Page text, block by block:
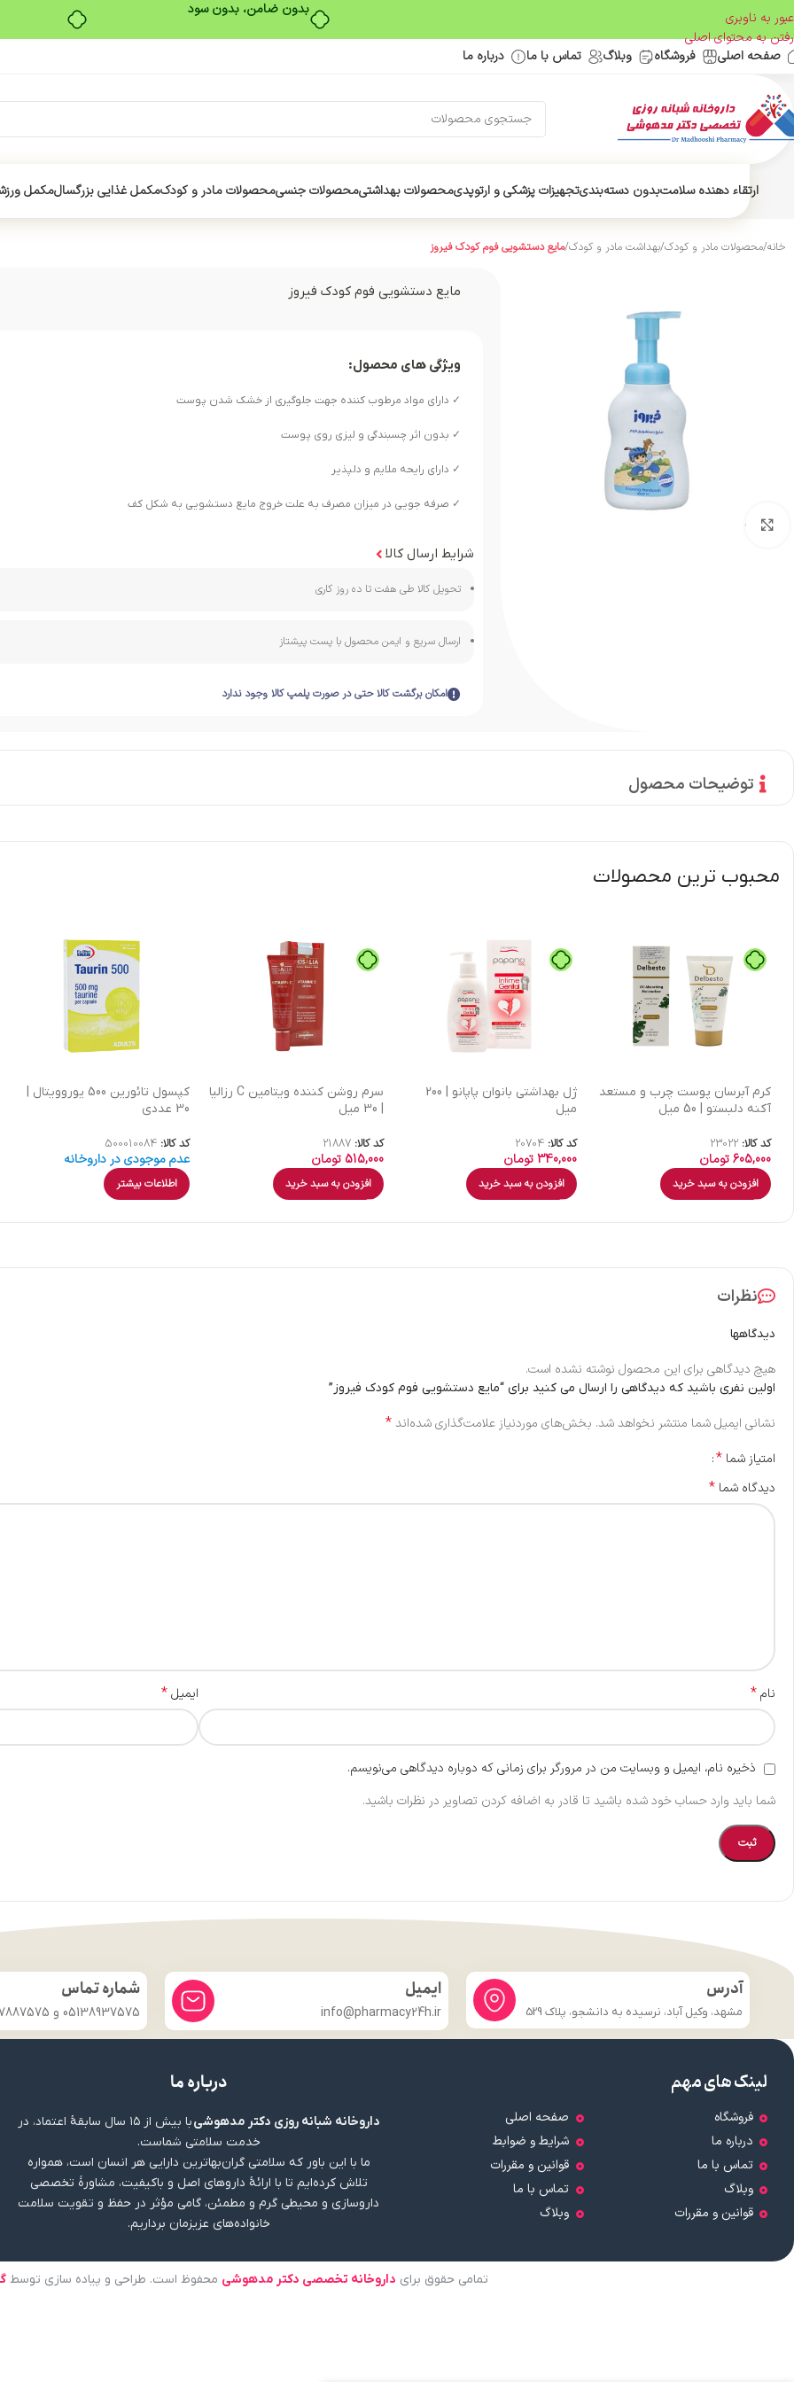
بدون ضامن، بدون سود
عبور به ناوبری
رفتن به محتوای اصلی
صفحه اصلی
فروشگاه وبلاگ تماس با ما درباره ما
ارتقاء دهنده سلامتبدون دسته‌بندیتجهیزات پزشکی و ارتوپدیمحصولات بهداشتیمحصولات جنسیمحصولات مادر و کودکمکمل غذایی بزرگسالمکمل
خانه/محصولات مادر و کودک/بهداشت مادر و کودک/مایع دستشویی فوم کودک فیروز
مایع دستشویی فوم کودک فیروز
ویژگی های محصول:
✓ دارای مواد مرطوب­ کننده جهت جلوگیری از خشک شدن پوست
✓ بدون اثر چسبندگی و لیزی روی پوست
✓ دارای رایحه ملایم و دلپذیر
✓ صرفه جویی در میزان مصرف به علت خروج مایع دستشویی به شکل کف
شرایط ارسال کالا
تحویل کالا طی هفت تا ده روز کاری
ارسال سریع و ایمن محصول با پست پیشتاز
امکان برگشت کالا حتی در صورت پلمپ کالا وجود ندارد
توضیحات محصول
محبوب ترین محصولات
كرم آبرسان پوست چرب و مستعد
آکنه دلبستو | 50 میل
کد کالا: 23022
605,000تومان
افزودن به سبد خرید
ژل بهداشتی بانوان پاپانو | 200
میل
کد کالا: 20704
340,000 تومان
افزودن به سبد خرید
سرم روشن کننده ویتامین C رزالیا
| 30 میل
کد کالا:21887
515,000 تومان
افزودن به سبد خرید
کپسول تائورین 500 یوروویتال |
30 عددی
کد کالا: 500010084
عدم موجودی در داروخانه
اطلاعات بیشتر
نظرات
دیدگاهها
هیچ دیدگاهی برای این محصول نوشته نشده است.
اولین نفری باشید که دیدگاهی را ارسال می کنید برای “مایع دستشویی فوم کودک فیروز”
نشانی ایمیل شما منتشر نخواهد شد. بخش‌های موردنیاز علامت‌گذاری شده‌اند*
امتیاز شما *
دیدگاه شما *
نام* ایمیل*
ذخیره نام، ایمیل و وبسایت من در مرورگر برای زمانی که دوباره دیدگاهی می‌نویسم.
شما باید وارد حساب خود شده باشید تا قادر به اضافه کردن تصاویر در نظرات باشید.
آدرس
مشهد، وکیل آباد، نرسیده به دانشجو، پلاک 529
ایمیل
info@pharmacy24h.ir
شماره تماس
05138937575 و 09357887575
لینک های مهم
فروشگاه
درباره ما
تماس با ما
وبلاگ
قوانین و مقررات
صفحه اصلی
شرایط و ضوابط
قوانین و مقررات
تماس با ما
وبلاگ
درباره ما
داروخانه شبانه روزی دکتر مدهوشی
با بیش از ۱۵ سال سابقهٔ اعتماد، در
خدمت سلامتی شماست.
ما با این باور که سلامتی گران‌بهاترین دارایی هر انسان است، همواره
تلاش کرده‌ایم تا با ارائهٔ داروهای اصل و باکیفیت، مشاورهٔ تخصصی
داروسازی و محیطی گرم و مطمئن، گامی مؤثر در حفظ و تقویت سلامت
خانواده‌های عزیزمان برداریم.
تمامی حقوق برای داروخانه تخصصی دکتر مدهوشی محفوظ است. طراحی و پیاده سازی توسط